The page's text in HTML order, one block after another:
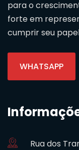
para o
forte em
cumprir seu
WHATSAPP
Rua dos